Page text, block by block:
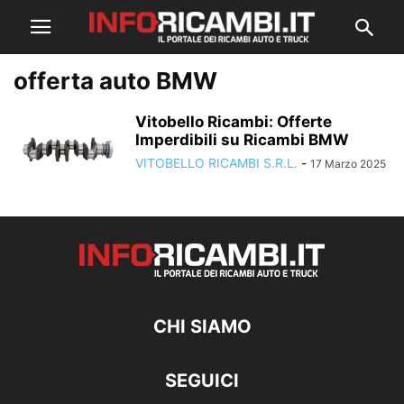
offerta auto BMW
Vitobello Ricambi: Offerte
Imperdibili su Ricambi BMW
VITOBELLO RICAMBI S.R.L. - 17 Marzo 2025
CHI SIAMO
SEGUICI